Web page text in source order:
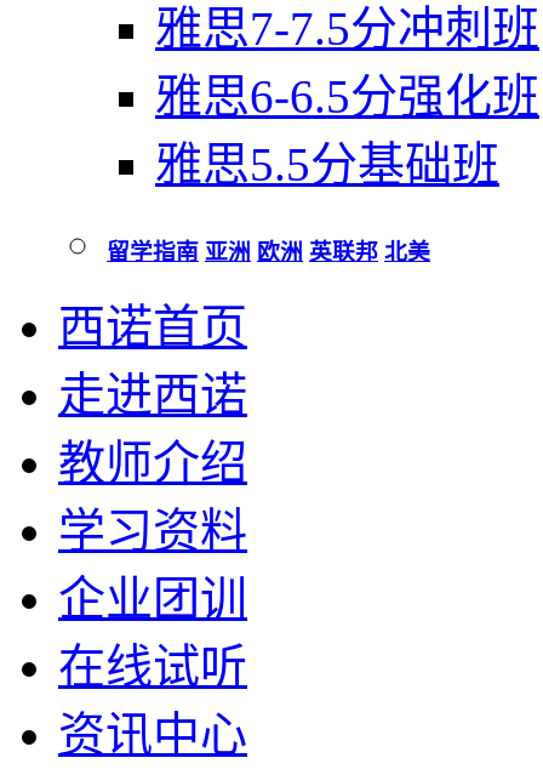
雅思7-7.5分冲刺班
雅思6-6.5分强化班
雅思5.5分基础班
留学指南 亚洲 欧洲 英联邦 北美
西诺首页
走进西诺
教师介绍
学习资料
企业团训
在线试听
资讯中心